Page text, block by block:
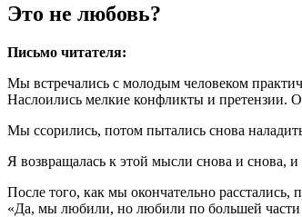
Это не любовь?
Письмо читателя:
Мы встречались с молодым человеком
Наслоились мелкие конфликты и претензии.
Мы ссорились, потом пытались снова
Я возвращалась к этой мысли снова и снова,
После того, как мы окончательно
«Да, мы любили, но любили по большей части